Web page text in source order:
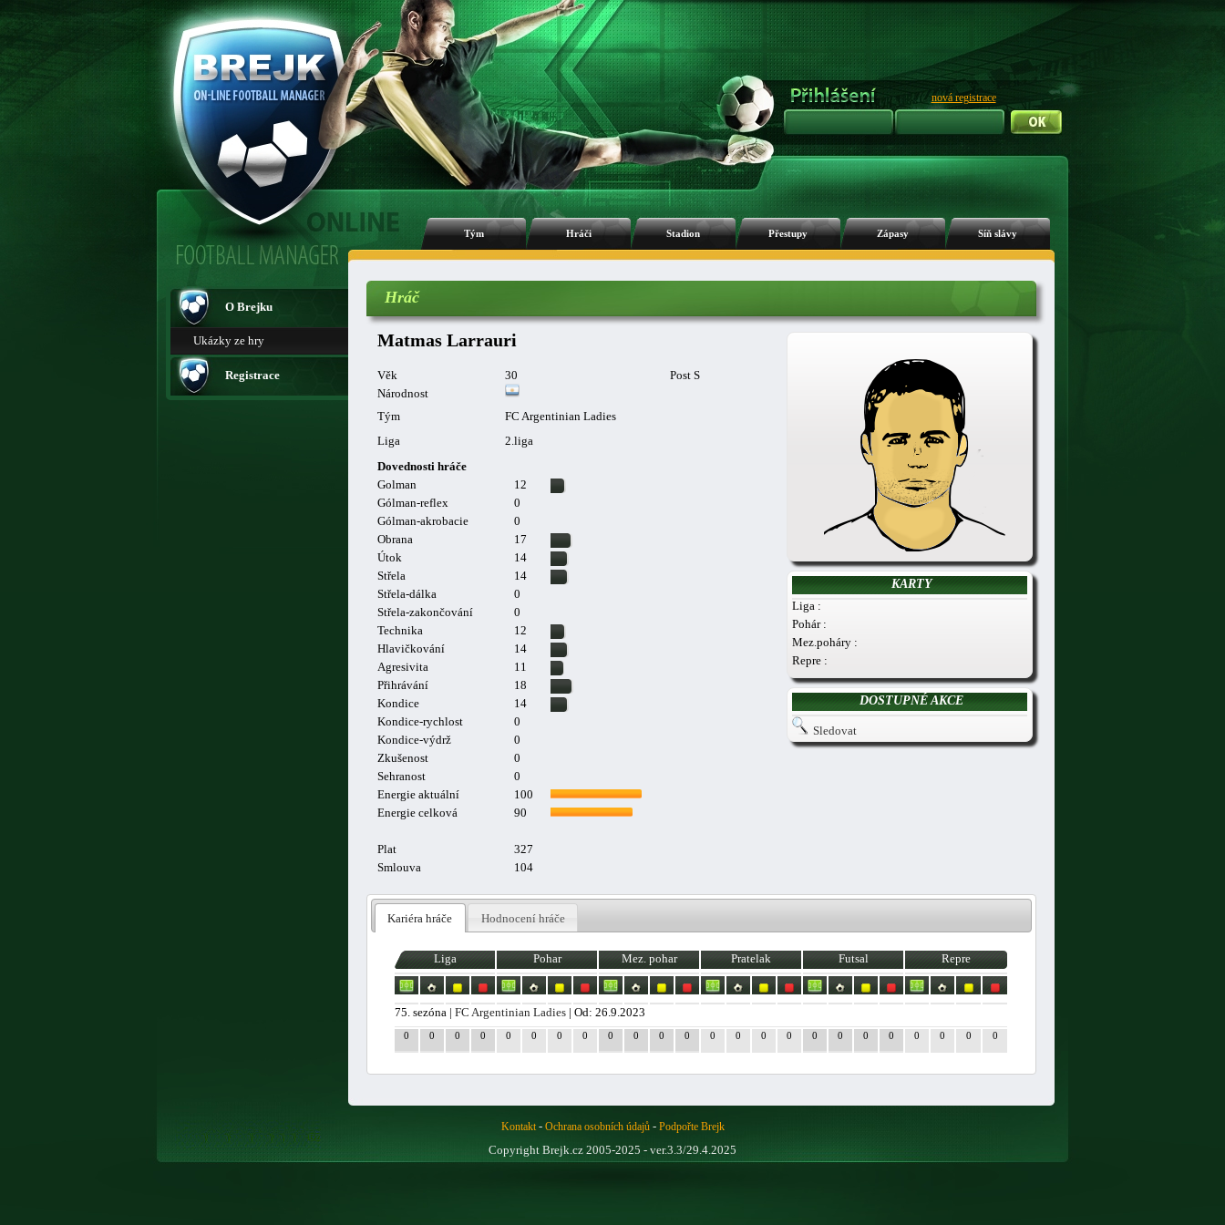
nová registrace
Tým Hráči Stadion Přestupy Zápasy Síň slávy
O Brejku
Ukázky ze hry
Registrace
Hráč
Matmas Larrauri
Věk 30
Post S
Národnost
Tým
FC Argentinian Ladies
Liga
2.liga
Dovednosti hráče
Golman
12
Gólman-reflex
0
Gólman-akrobacie
0
Obrana
17
Útok
14
Střela
14
Střela-dálka
0
Střela-zakončování
0
Technika
12
Hlavičkování
14
Agresivita
11
Přihrávání
18
Kondice
14
Kondice-rychlost
0
Kondice-výdrž
0
Zkušenost
0
Sehranost
0
Energie aktuální
100
Energie celková
90
Plat
327
Smlouva
104
KARTY
Liga :
Pohár :
Mez.poháry :
Repre :
DOSTUPNÉ AKCE
Sledovat
Kariéra hráče Hodnocení hráče
Liga Pohar Mez. pohar Pratelak Futsal Repre
75. sezóna |FC Argentinian Ladies | Od: 26.9.2023
0 0 0 0 0 0 0 0 0 0 0 0 0 0 0 0 0 0 0 0 0 0 0 0
Kontakt- Ochrana osobních údajů- Podpořte Brejk
Copyright Brejk.cz 2005-2025 - ver.3.3/29.4.2025